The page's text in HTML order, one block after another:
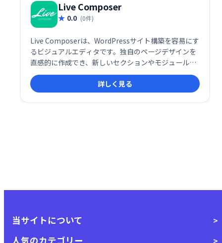
Live Composer
0.0 (0件)
Live Composerは、WordPressサイト構築を容易にす
るビジュアルエディタです。独自のページデザインを
直感的に作成でき、新しいセクションやモジュールな
どを追加することで、簡単にウェブサイトを構築でき
ます。空白のキャンバスから始めることも、Live
Composerベースのテーマを選択することも可能で
す。クライアントワークにも最適です。
詳しく見る
当サイトについて
人気のカテゴリー